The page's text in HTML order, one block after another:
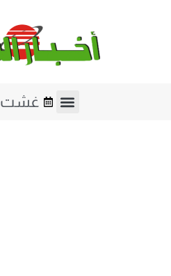
غشت 8, 2026